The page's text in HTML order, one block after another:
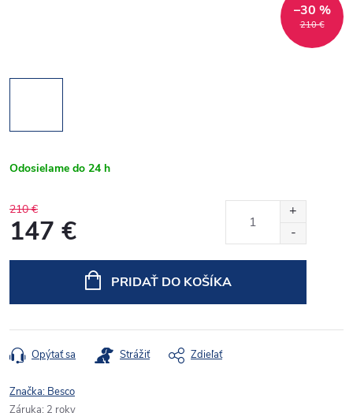
210 €
–30 %
Odosielame do 24 h
210 €
147 €
PRIDAŤ DO KOŠÍKA
Opýtať sa Strážiť Zdieľať
Značka: Besco
Záruka: 2 roky